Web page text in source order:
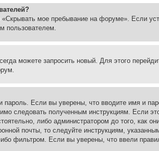
мое пребывание на форуме». Если
пользователем.
можете запросить новый. Для этого
пароль. Если вы уверены, что вводите имя и
следовать полученным инструкциям. Если
либо администратором до того, как
почты, то следуйте инструкциям,
фильтром. Если вы уверены, что ввели